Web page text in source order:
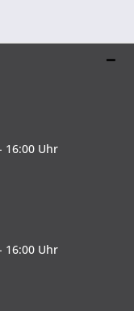
16:00 Uhr
16:00 Uhr